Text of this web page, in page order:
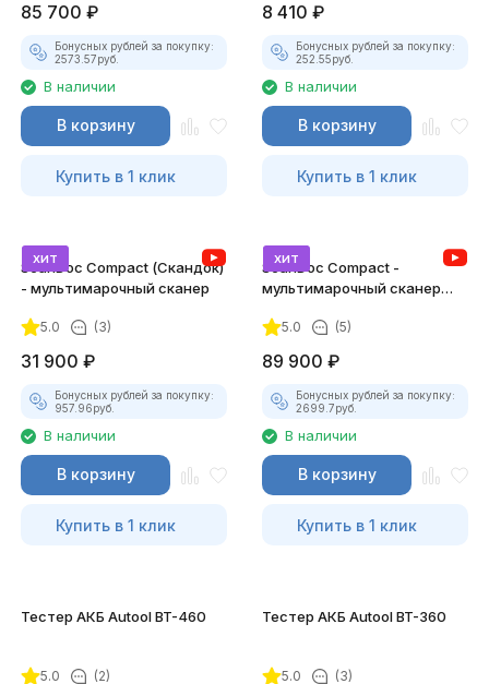
85 700 ₽
Бонусных рублей за покупку:
2573.57руб.
В наличии
В корзину
Купить в 1 клик
8 410 ₽
Бонусных рублей за покупку:
252.55руб.
В наличии
В корзину
Купить в 1 клик
хит
ScanDoc Compact (Скандок)
- мультимарочный сканер
5.0 (3)
31 900 ₽
Бонусных рублей за покупку:
957.96руб.
В наличии
В корзину
Купить в 1 клик
хит
ScanDoc Compact -
мультимарочный сканер
5.0 (5)
89 900 ₽
Бонусных рублей за покупку:
2699.7руб.
В наличии
В корзину
Купить в 1 клик
Тестер АКБ Autool BT-460
5.0 (2)
Тестер АКБ Autool BT-360
5.0 (3)